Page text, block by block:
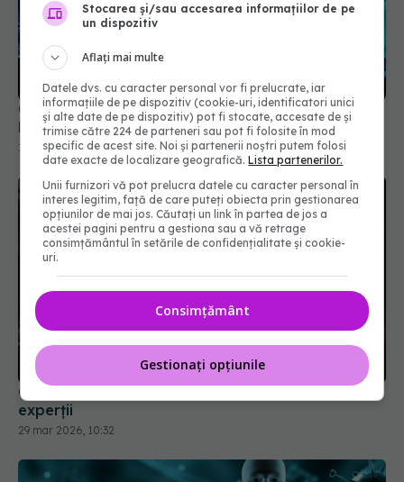
Ce trebuie să știe cei care au avut COVID.
Pericolul ascuns care îi atacă
19 aug 2025, 08:37
Ce este varianta COVID "Cicada" și de ce se tem
experții
29 mar 2026, 10:32
Stocarea și/sau accesarea informațiilor de pe
un dispozitiv
Aflați mai multe
Datele dvs. cu caracter personal vor fi prelucrate, iar
informațiile de pe dispozitiv (cookie-uri, identificatori unici
și alte date de pe dispozitiv) pot fi stocate, accesate de și
trimise către 224 de parteneri sau pot fi folosite în mod
specific de acest site. Noi și partenerii noștri putem folosi
date exacte de localizare geografică.Lista partenerilor.
Unii furnizori vă pot prelucra datele cu caracter personal în
interes legitim, față de care puteți obiecta prin gestionarea
opțiunilor de mai jos. Căutați un link în partea de jos a
acestei pagini pentru a gestiona sau a vă retrage
consimțământul în setările de confidențialitate și cookie-
uri.
Consimțământ
Gestionați opțiunile